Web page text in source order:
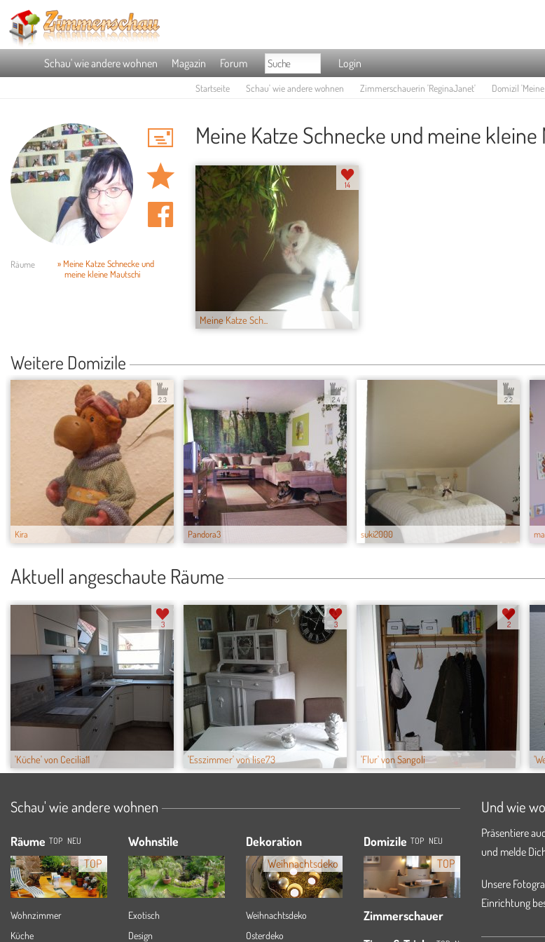
Schau' wie andere wohnen Magazin Forum Login
Startseite Schau' wie andere wohnen Zimmerschauerin 'ReginaJanet' Domizil
Räume
» Meine Katze Schnecke und
meine kleine Mautschi
Meine Katze Schnecke und meine kleine
Meine Katze Sch...
14
Weitere Domizile
Kira
2.3
Pandora3
2.4
suki2000
2.2
Aktuell angeschaute Räume
'Küche' von Cecilia11
3
'Esszimmer' von lise73
3
'Flur' von Sangoli
2
Schau' wie andere wohnen
Räume TOP NEU
TOP
Wohnzimmer
Küche
Wohnstile
Exotisch
Design
Dekoration
Weihnachtsdeko
Weihnachtsdeko
Osterdeko
Domizile TOP NEU
TOP
Zimmerschauer
Und wie
Präsentiere
und melde
Unsere
Einrichtung